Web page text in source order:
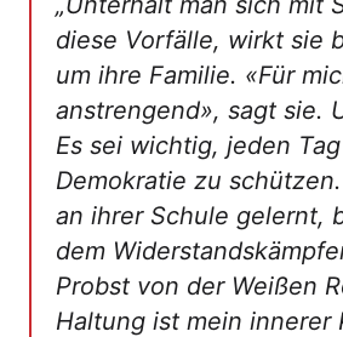
diese Vorfälle, wirkt sie
um ihre Familie. «Für
anstrengend», sagt sie.
Es sei wichtig, jeden
Demokratie zu
an ihrer Schule gelernt,
dem
Probst von der Weißen
Haltung ist mein innerer